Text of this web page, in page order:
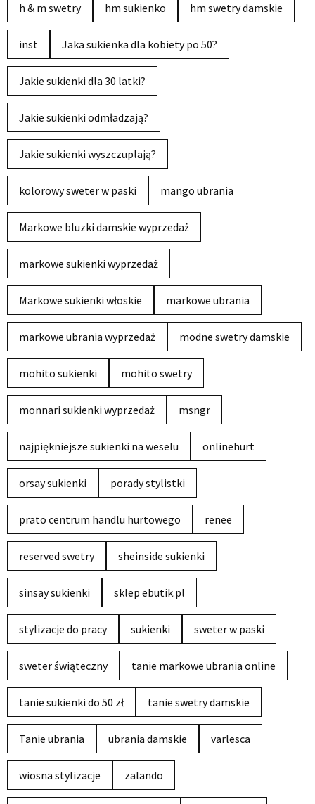
h & m swetry hm sukienko hm swetry damskie
inst Jaka sukienka dla kobiety po 50?
Jakie sukienki dla 30 latki?
Jakie sukienki odmładzają?
Jakie sukienki wyszczuplają?
kolorowy sweter w paski mango ubrania
Markowe bluzki damskie wyprzedaż
markowe sukienki wyprzedaż
Markowe sukienki włoskie markowe ubrania
markowe ubrania wyprzedaż modne swetry damskie
mohito sukienki mohito swetry
monnari sukienki wyprzedaż msngr
najpiękniejsze sukienki na weselu onlinehurt
orsay sukienki porady stylistki
prato centrum handlu hurtowego renee
reserved swetry sheinside sukienki
sinsay sukienki sklep ebutik.pl
stylizacje do pracy sukienki sweter w paski
sweter świąteczny tanie markowe ubrania online
tanie sukienki do 50 zł tanie swetry damskie
Tanie ubrania ubrania damskie varlesca
wiosna stylizacje zalando